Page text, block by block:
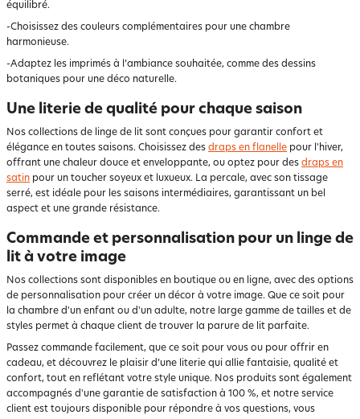
équilibré.
-Choisissez des couleurs complémentaires pour une chambre
harmonieuse.
-Adaptez les imprimés à l’ambiance souhaitée, comme des dessins
botaniques pour une déco naturelle.
Une literie de qualité pour chaque saison
Nos collections de linge de lit sont conçues pour garantir confort et
élégance en toutes saisons. Choisissez des draps en flanelle pour l'hiver,
offrant une chaleur douce et enveloppante, ou optez pour des draps en
satin pour un toucher soyeux et luxueux. La percale, avec son tissage
serré, est idéale pour les saisons intermédiaires, garantissant un bel
aspect et une grande résistance.
Commande et personnalisation pour un linge de
lit à votre image
Nos collections sont disponibles en boutique ou en ligne, avec des options
de personnalisation pour créer un décor à votre image. Que ce soit pour
la chambre d'un enfant ou d'un adulte, notre large gamme de tailles et de
styles permet à chaque client de trouver la parure de lit parfaite.
Passez commande facilement, que ce soit pour vous ou pour offrir en
cadeau, et découvrez le plaisir d’une literie qui allie fantaisie, qualité et
confort, tout en reflétant votre style unique. Nos produits sont également
accompagnés d'une garantie de satisfaction à 100 %, et notre service
client est toujours disponible pour répondre à vos questions, vous